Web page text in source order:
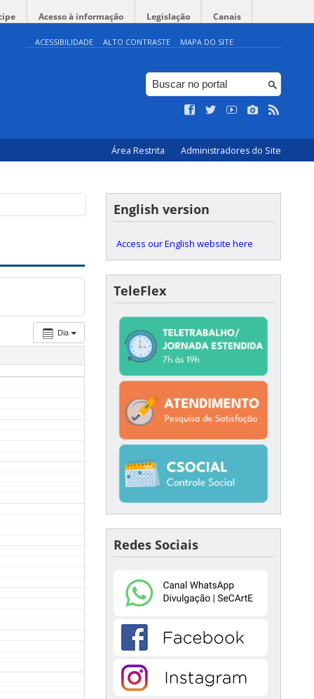
Acesso à informação Legislação Canais
ACESSIBILIDADE ALTO CONTRASTE MAPA DO SITE
Área Restrita Administradores do Site
Dia
English version
Access our English website here
TeleFlex
Redes Sociais